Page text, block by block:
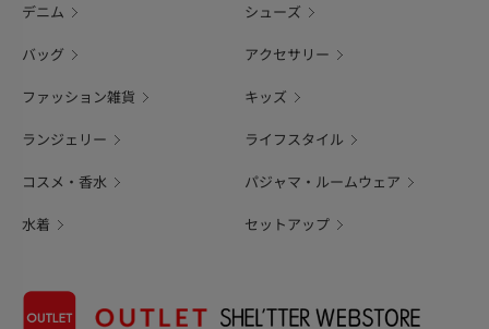
デニム シューズ
バッグ アクセサリー
ファッション雑貨 キッズ
ランジェリー ライフスタイル
コスメ・香水 パジャマ・ルームウェア
水着 セットアップ